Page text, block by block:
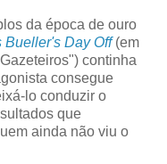
da época de ouro
Bueller's Day Off(em
continha
consegue
lo conduzir o
que
ainda não viu o